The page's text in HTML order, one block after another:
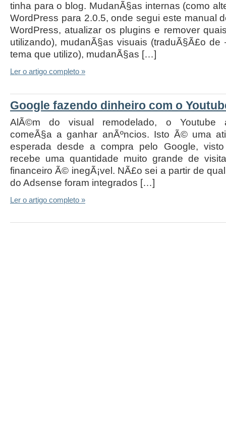
tinha para o blog. MudanÃ§as internas (como
WordPress para 2.0.5, onde segui este manual
WordPress, atualizar os plugins e remover
utilizando), mudanÃ§as visuais (traduÃ§Ã£o
tema que utilizo), mudanÃ§as […]
Ler o artigo completo »
Google fazendo dinheiro com o
AlÃ©m do visual remodelado, o Youtube
comeÃ§a a ganhar anÃºncios. Isto Ã© uma
esperada desde a compra pelo Google,
recebe uma quantidade muito grande de
financeiro Ã© inegÃ¡vel. NÃ£o sei a partir de
do Adsense foram integrados […]
Ler o artigo completo »